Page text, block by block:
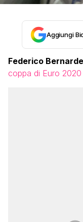
Aggiungi
Federico
coppa di Euro 2020